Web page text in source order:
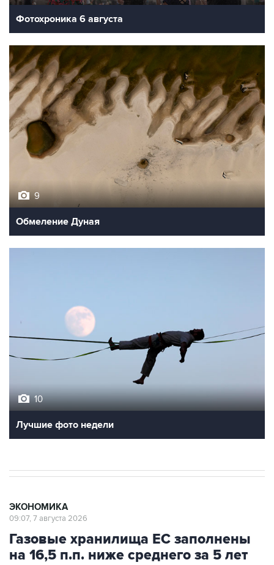
Фотохроника 6 августа
9
Обмеление Дуная
10
Лучшие фото недели
ЭКОНОМИКА
09:07, 7 августа 2026
Газовые хранилища ЕС заполнены
на 16,5 п.п. ниже среднего за 5 лет